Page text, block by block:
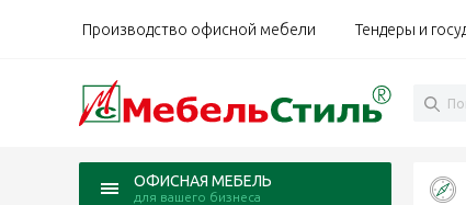
Производство офисной мебели Тендеры и
ОФИСНАЯ МЕБЕЛЬ
для вашего бизнеса